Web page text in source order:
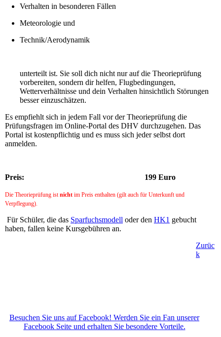
Verhalten in besonderen Fällen
Meteorologie und
Technik/Aerodynamik
unterteilt ist. Sie soll dich nicht nur auf die Theorieprüfung
vorbereiten, sondern dir helfen, Flugbedingungen,
Wetterverhältnisse und dein Verhalten hinsichtlich Störungen
besser einzuschätzen.
Es empfiehlt sich in jedem Fall vor der Theorieprüfung die
Prüfungsfragen im Online-Portal des DHV durchzugehen. Das
Portal ist kostenpflichtig und es muss sich jeder selbst dort
anmelden.
Preis: 199 Euro
Die Theorieprüfung istnicht im Preis enthalten (gilt auch für Unterkunft und
Verpflegung).
Für Schüler, die das Sparfuchsmodell oder den HK1 gebucht
haben, fallen keine Kursgebühren an.
Zurüc
k
Besuchen Sie uns auf Facebook! Werden Sie ein Fan unserer
Facebook Seite und erhalten Sie besondere Vorteile.